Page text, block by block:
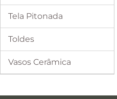
Tela Pitonada
Toldes
Vasos Cerâmica